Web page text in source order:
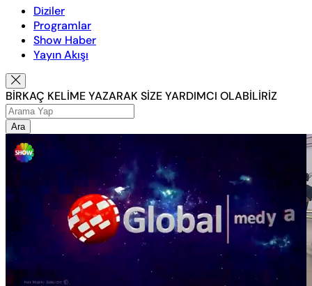
Diziler
Programlar
Show Haber
Yayın Akışı
BİRKAÇ KELİME YAZARAK SİZE YARDIMCI OLABİLİRİZ
Ara
Yüklendi